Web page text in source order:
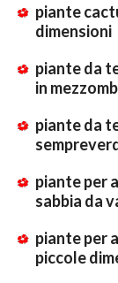
piante
dimensioni
piante da
in
piante da
piante per
sabbia da
piante per
piccole